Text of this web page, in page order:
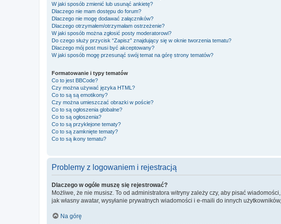
W jaki sposób zmienić lub usunąć ankietę?
Dlaczego nie mam dostępu do forum?
Dlaczego nie mogę dodawać załączników?
Dlaczego otrzymałem/otrzymałam ostrzeżenie?
W jaki sposób można zgłosić posty moderatorowi?
Do czego służy przycisk “Zapisz” znajdujący się w oknie tworzenia tematu?
Dlaczego mój post musi być akceptowany?
W jaki sposób mogę przesunąć swój temat na górę strony tematów?
Formatowanie i typy tematów
Co to jest BBCode?
Czy można używać języka HTML?
Co to są są emotikony?
Czy można umieszczać obrazki w poście?
Co to są ogłoszenia globalne?
Co to są ogłoszenia?
Co to są przyklejone tematy?
Co to są zamknięte tematy?
Co to są ikony tematu?
Problemy z logowaniem i rejestracją
Dlaczego w ogóle muszę się rejestrować?
Możliwe, że nie musisz. To od administratora witryny zależy czy, aby pisać
jak własny awatar, wysyłanie prywatnych wiadomości i e-maili do innych
Na górę